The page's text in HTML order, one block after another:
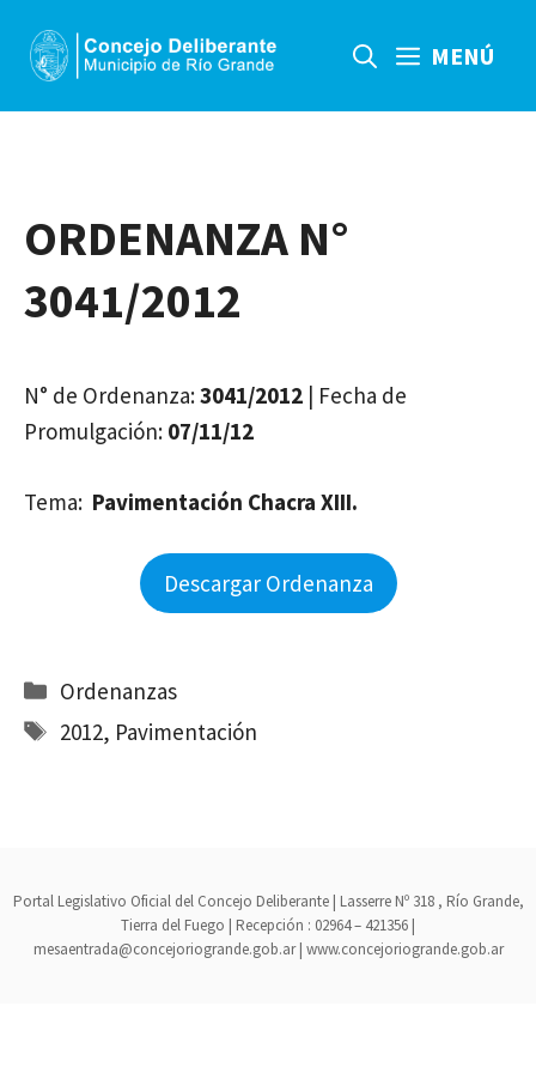
contenido
MENÚ
ORDENANZA N°
3041/2012
N° de Ordenanza:3041/2012 | Fecha de
Promulgación: 07/11/12
Tema: Pavimentación Chacra XIII.
Descargar Ordenanza
Categorías
Ordenanzas
Etiquetas
2012, Pavimentación
Portal Legislativo Oficial del Concejo Deliberante | Lasserre Nº 318 , Río Grande,
Tierra del Fuego | Recepción : 02964 – 421356 |
mesaentrada@concejoriogrande.gob.ar | www.concejoriogrande.gob.ar